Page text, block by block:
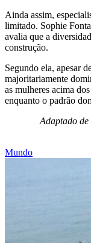
Ainda assim,
limitado. Sophie
avalia que a
construção.
Segundo ela, apesar
majoritariamente
as mulheres acima
enquanto o padrão
Adaptado
Mundo